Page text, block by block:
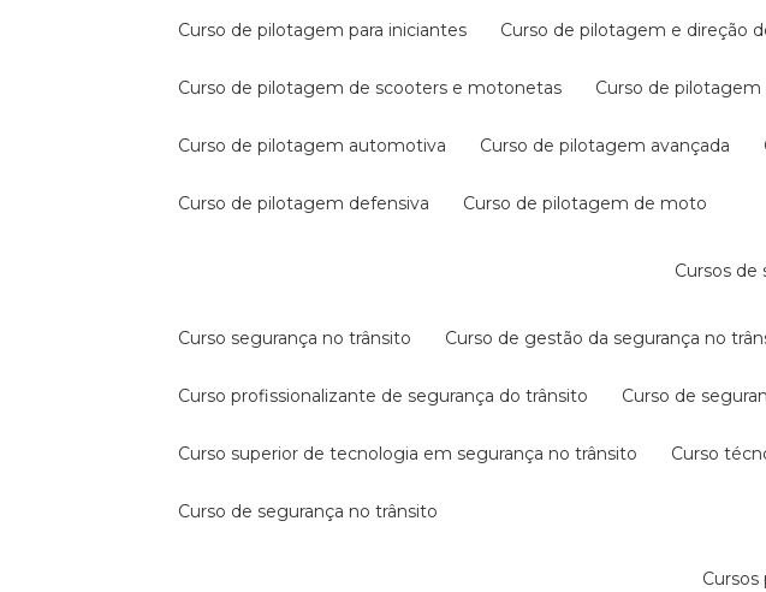
curso de pilotagem para iniciantes curso de pilotagem e direção
curso de pilotagem de scooters e motonetas curso de
curso de pilotagem automotiva curso de pilotagem avançada
curso de pilotagem defensiva curso de pilotagem de moto
cursos
curso segurança no trânsito curso de gestão da segurança no
curso profissionalizante de segurança do trânsito curso de
curso superior de tecnologia em segurança no trânsito curso
curso de segurança no trânsito